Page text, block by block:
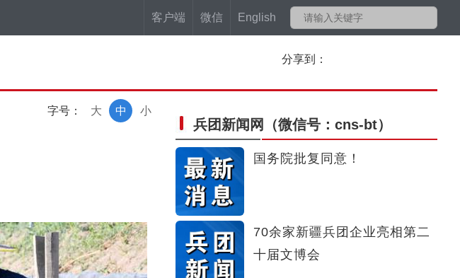
客户端 微信 English
分享到：
字号： 小
中
大
兵团新闻网 （微信号：cns-bt）
国务院批复同意！
70余家新疆兵团企业亮相第二
十届文博会